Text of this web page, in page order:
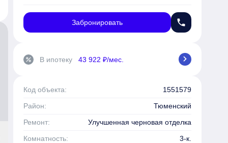
Забронировать phone
percent В ипотеку 43 922 ₽/мес. chevron_right
Код объекта:
1551579
Район:
Тюменский
Ремонт:
Улучшенная черновая отделка
Комнатность:
3-к.